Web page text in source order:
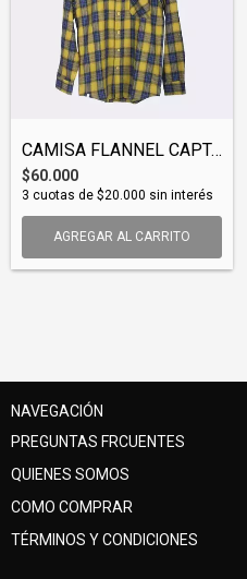
CAMISA FLANNEL CAPTAIN FIN LEITS (SHICAP...
$60.000
3 cuotas de $20.000 sin interés
AGREGAR AL CARRITO
NAVEGACIÓN
PREGUNTAS FRCUENTES
QUIENES SOMOS
COMO COMPRAR
TÉRMINOS Y CONDICIONES